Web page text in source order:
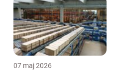
07 maj 2026